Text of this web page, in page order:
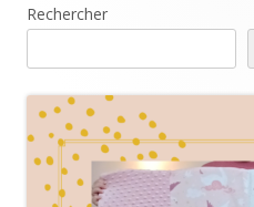
Main
Sidebar
Rechercher